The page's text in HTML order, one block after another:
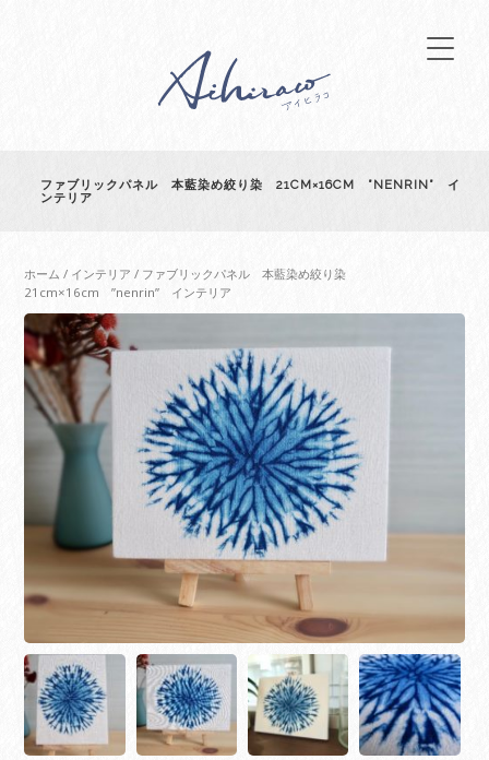
ファブリックパネル 本藍染め絞り染 21CM×16CM ”NENRIN” イ
ンテリア
ホーム / インテリア / ファブリックパネル 本藍染め絞り染
21cm×16cm ”nenrin” インテリア